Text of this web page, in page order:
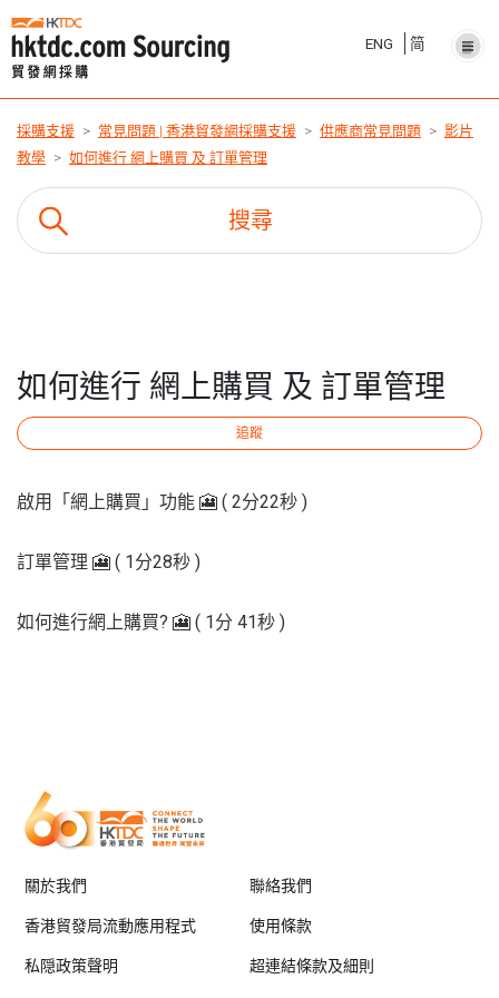
ENG 简
採購支援 常見問題 | 香港貿發網採購支援 供應商常見問題
影片
教學
如何進行 網上購買 及 訂單管理
如何進行 網上購買 及 訂單管理
追蹤
啟用「網上購買」功能 🎦 ( 2分22秒 )
訂單管理 🎦 ( 1分28秒 )
如何進行網上購買? 🎦 ( 1分 41秒 )
關於我們 聯絡我們
香港貿發局流動應用程式 使用條款
私隠政策聲明 超連結條款及細則